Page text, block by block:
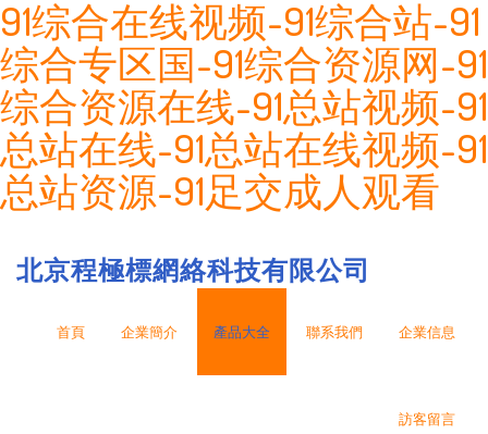
91综合在线视频-91综合站-91
综合专区国-91综合资源网-91
综合资源在线-91总站视频-91
总站在线-91总站在线视频-91
总站资源-91足交成人观看
北京程極標網絡科技有限公司
首頁 企業簡介 產品大全 聯系我們 企業信息
訪客留言